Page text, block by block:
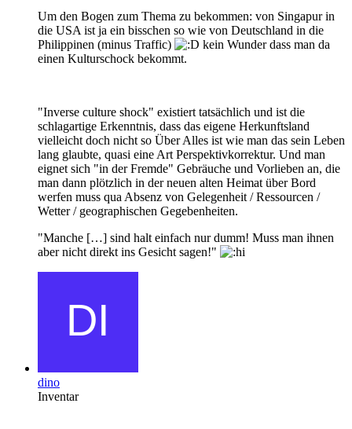
Um den Bogen zum Thema zu bekommen: von Singapur in
die USA ist ja ein bisschen so wie von Deutschland in die
Philippinen (minus Traffic)
kein Wunder dass man da
einen Kulturschock bekommt.
"Inverse culture shock" existiert tatsächlich und ist die
schlagartige Erkenntnis, dass das eigene Herkunftsland
vielleicht doch nicht so Über Alles ist wie man das sein Leben
lang glaubte, quasi eine Art Perspektivkorrektur. Und man
eignet sich "in der Fremde" Gebräuche und Vorlieben an, die
man dann plötzlich in der neuen alten Heimat über Bord
werfen muss qua Absenz von Gelegenheit / Ressourcen /
Wetter / geographischen Gegebenheiten.
"Manche […] sind halt einfach nur dumm! Muss man ihnen
aber nicht direkt ins Gesicht sagen!"
dino
Inventar